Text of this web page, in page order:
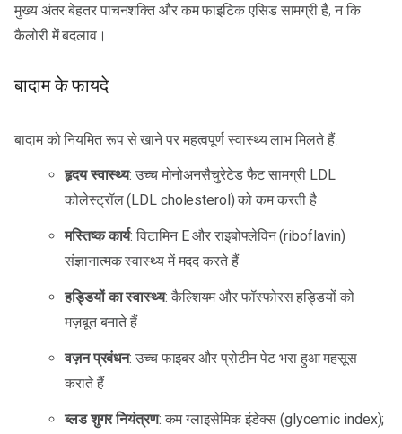
मुख्य अंतर बेहतर पाचनशक्ति और कम फाइटिक एसिड सामग्री है, न कि
कैलोरी में बदलाव।
बादाम के फायदे
बादाम को नियमित रूप से खाने पर महत्वपूर्ण स्वास्थ्य लाभ मिलते हैं:
हृदय स्वास्थ्य: उच्च मोनोअनसैचुरेटेड फैट सामग्री LDL
कोलेस्ट्रॉल (LDL cholesterol) को कम करती है
मस्तिष्क कार्य: विटामिन E और राइबोफ्लेविन (riboflavin)
संज्ञानात्मक स्वास्थ्य में मदद करते हैं
हड्डियों का स्वास्थ्य: कैल्शियम और फॉस्फोरस हड्डियों को
मज़बूत बनाते हैं
वज़न प्रबंधन: उच्च फाइबर और प्रोटीन पेट भरा हुआ महसूस
कराते हैं
ब्लड शुगर नियंत्रण: कम ग्लाइसेमिक इंडेक्स (glycemic index);